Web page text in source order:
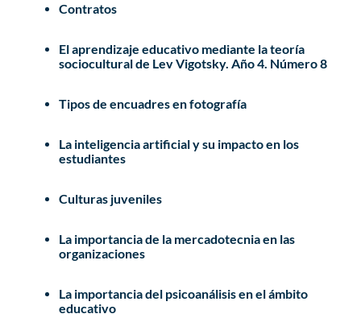
Contratos
El aprendizaje educativo mediante la teoría
sociocultural de Lev Vigotsky. Año 4. Número 8
Tipos de encuadres en fotografía
La inteligencia artificial y su impacto en los
estudiantes
Culturas juveniles
La importancia de la mercadotecnia en las
organizaciones
La importancia del psicoanálisis en el ámbito
educativo